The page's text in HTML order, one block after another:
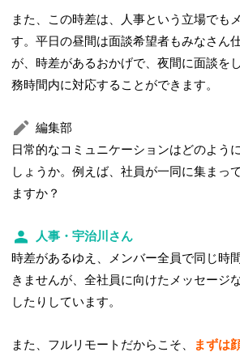
また、この時差は、人事という立場でも
す。平日の昼間は面談希望者もみなさん
が、時差があるおかげで、夜間に面談を
務時間内に対応することができます。
編集部
日常的なコミュニケーションはどのよう
しょうか。例えば、社員が一同に集まっ
ますか？
人事・宇治川さん
時差があるゆえ、メンバー全員で同じ時
きませんが、全社員に向けたメッセージ
したりしています。
また、フルリモートだからこそ、
まずは